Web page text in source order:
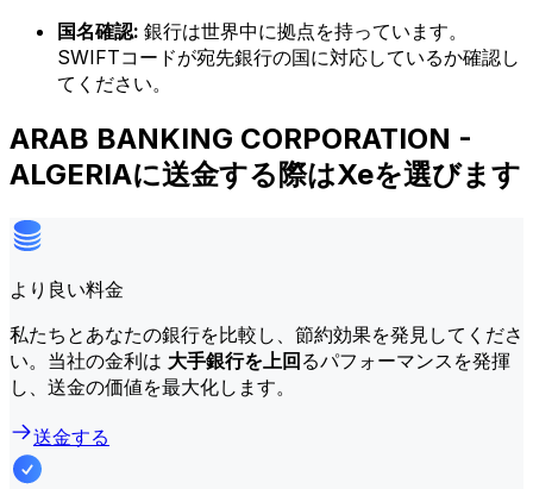
国名確認: 銀行は世界中に拠点を持っています。
SWIFTコードが宛先銀行の国に対応しているか確認し
てください。
ARAB BANKING CORPORATION -
ALGERIAに送金する際はXeを選びます
より良い料金
私たちとあなたの銀行を比較し、節約効果を発見してくださ
い。当社の金利は 大手銀行を上回るパフォーマンスを発揮
し、送金の価値を最大化します。
送金する